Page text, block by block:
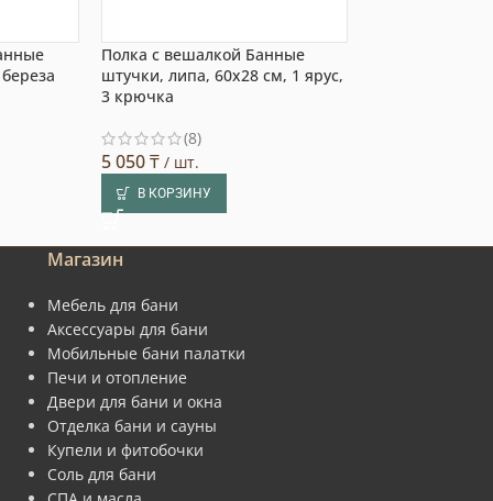
Полка с вешалкой Банные
штучки, липа, 60х28 см, 1 ярус,
3 крючка
(8)
5 050₸/ шт.
В КОРЗИНУ
Магазин
Мебель для бани
Аксессуары для бани
Мобильные бани палатки
Печи и отопление
Двери для бани и окна
Отделка бани и сауны
Купели и фитобочки
Соль для бани